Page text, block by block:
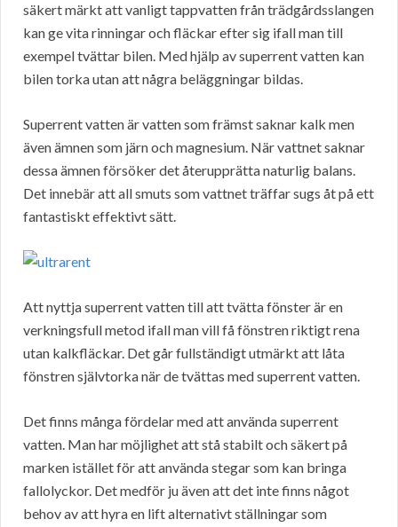
säkert märkt att vanligt tappvatten från trädgårdsslangen
kan ge vita rinningar och fläckar efter sig ifall man till
exempel tvättar bilen. Med hjälp av superrent vatten kan
bilen torka utan att några beläggningar bildas.
Superrent vatten är vatten som främst saknar kalk men
även ämnen som järn och magnesium. När vattnet saknar
dessa ämnen försöker det återupprätta naturlig balans.
Det innebär att all smuts som vattnet träffar sugs åt på ett
fantastiskt effektivt sätt.
Att nyttja superrent vatten till att tvätta fönster är en
verkningsfull metod ifall man vill få fönstren riktigt rena
utan kalkfläckar. Det går fullständigt utmärkt att låta
fönstren självtorka när de tvättas med superrent vatten.
Det finns många fördelar med att använda superrent
vatten. Man har möjlighet att stå stabilt och säkert på
marken istället för att använda stegar som kan bringa
fallolyckor. Det medför ju även att det inte finns något
behov av att hyra en lift alternativt ställningar som